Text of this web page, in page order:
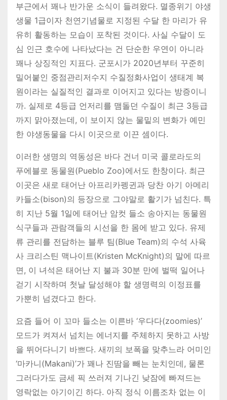
부근에서 꽤나 반가운 소식이 들려왔다. 멸종위기 야생
생물 1급이자 천연기념물로 지정된 수달 한 마리가 유
유히 활동하는 모습이 포착된 것이다. 사실 수달이 도
심 인근 호수에 나타났다는 건 단순한 우연이 아니라
꽤나 상징적인 지표다. 군포시가 2020년부터 꾸준히
밀어붙인 중점관리저수지 수질정화사업이 생태계 복
원이라는 실질적인 결과로 이어지고 있다는 방증이니
까. 실제로 4등급 언저리를 맴돌던 수질이 최근 3등급
까지 맑아졌는데, 이 보이지 않는 물밑의 변화가 예민
한 야생동물을 다시 이곳으로 이끈 셈이다.
이러한 생명의 역동성은 바다 건너 미국 콜로라도의
푸에블로 동물원(Pueblo Zoo)에서도 한창이다. 최근
이곳은 새로 태어난 아프리카펭귄과 당찬 아기 아메리
카들소(bison)의 등장으로 그야말로 활기가 넘친다. 특
히 지난 5월 1일에 태어난 암컷 들소 송아지는 동물원
식구들과 관람객들의 시선을 한 몸에 받고 있다. 유제
류 관리를 전담하는 블루 팀(Blue Team)의 수석 사육
사 크리스틴 맥나이트(Kristen McKnight)의 말에 따르
면, 이 녀석은 태어난 지 불과 30분 만에 벌떡 일어나
걷기 시작하며 첫날 달성해야 할 생명력의 이정표를
가뿐히 넘겼다고 한다.
요즘 들어 이 꼬마 들소는 이른바 ‘우다다(zoomies)’
모드가 켜져서 넘치는 에너지를 주체하지 못하고 사방
을 뛰어다니기 바쁘다. 새끼의 보폭을 맞추느라 어미인
‘마카니(Makani)’가 꽤나 진땀을 빼는 눈치인데, 물론
그러다가도 금세 픽 쓰러져 기나긴 낮잠에 빠져드는
영락없는 아기이긴 하다. 아직 정식 이름조차 없는 이